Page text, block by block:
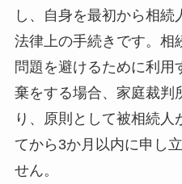
し、自身を最初から相続
法律上の手続きです。相
問題を避けるために利用
棄をする場合、家庭裁判
り、原則として被相続人
てから3か月以内に申し
せん。